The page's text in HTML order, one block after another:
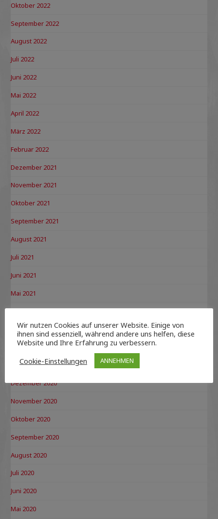
Oktober 2022
September 2022
August 2022
Juli 2022
Juni 2022
Mai 2022
April 2022
März 2022
Februar 2022
Dezember 2021
November 2021
Oktober 2021
September 2021
August 2021
Juli 2021
Juni 2021
Mai 2021
April 2021
März 2021
Februar 2021
Januar 2021
Dezember 2020
November 2020
Oktober 2020
September 2020
August 2020
Juli 2020
Juni 2020
Mai 2020
Wir nutzen Cookies auf unserer Website. Einige von
ihnen sind essenziell, während andere uns helfen, diese
Website und Ihre Erfahrung zu verbessern.
Cookie-Einstellungen
ANNEHMEN